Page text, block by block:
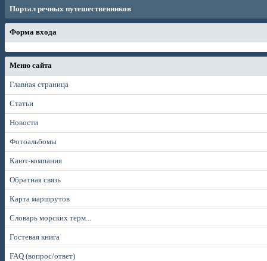
Портал речных путешественников
Форма входа
Меню сайта
Главная страница
Статьи
Новости
Фотоальбомы
Кают-компания
Обратная связь
Карта маршрутов
Словарь морских терм...
Гостевая книга
FAQ (вопрос/ответ)